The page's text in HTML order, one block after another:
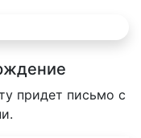
придет письмо с